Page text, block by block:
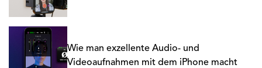
Wie man exzellente Audio- und
Videoaufnahmen mit dem iPhone macht